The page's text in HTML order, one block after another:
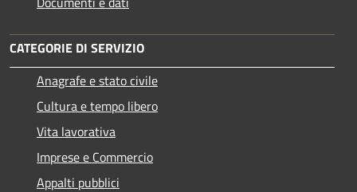
CATEGORIE DI SERVIZIO
Anagrafe e stato civile
Cultura e tempo libero
Vita lavorativa
Imprese e Commercio
Appalti pubblici